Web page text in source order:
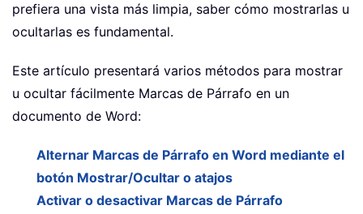
prefiera una vista más limpia, saber cómo mostrarlas u
ocultarlas es fundamental.
Este artículo presentará varios métodos para mostrar
u ocultar fácilmente Marcas de Párrafo en un
documento de Word:
Alternar Marcas de Párrafo en Word mediante el
botón Mostrar/Ocultar o atajos
Activar o desactivar Marcas de Párrafo